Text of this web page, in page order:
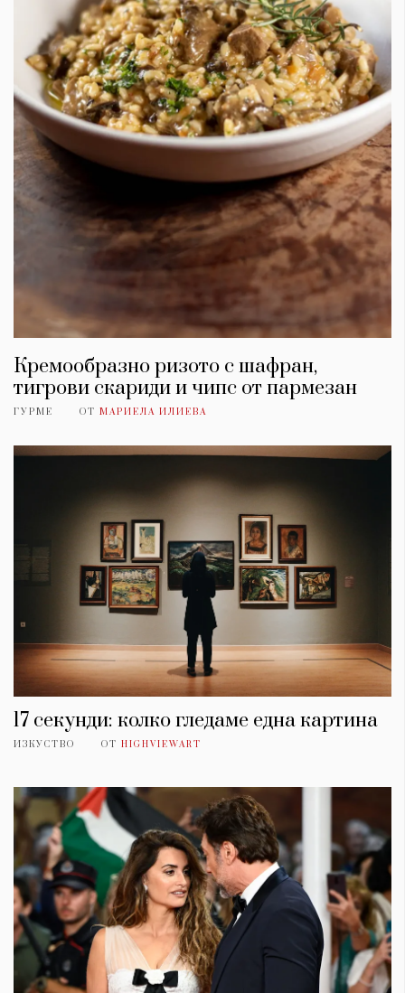
Кремообразно ризото с шафран,
тигрови скариди и чипс от пармезан
ГУРМЕ ОТ МАРИЕЛА ИЛИЕВА
17 секунди: колко гледаме една картина
ИЗКУСТВО ОТ HIGHVIEWART